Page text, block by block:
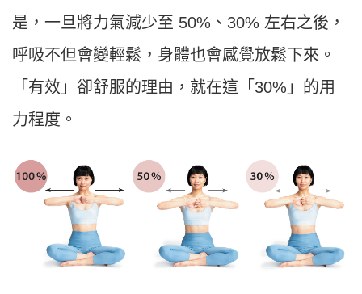
是，一旦將力氣減少至 50%、30% 左右之後，
呼吸不但會變輕鬆，身體也會感覺放鬆下來。
「有效」卻舒服的理由，就在這「30%」的用
力程度。